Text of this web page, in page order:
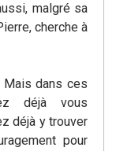
malgré sa
cherche à
Mais dans ces
déjà vous
déjà y trouver
pour